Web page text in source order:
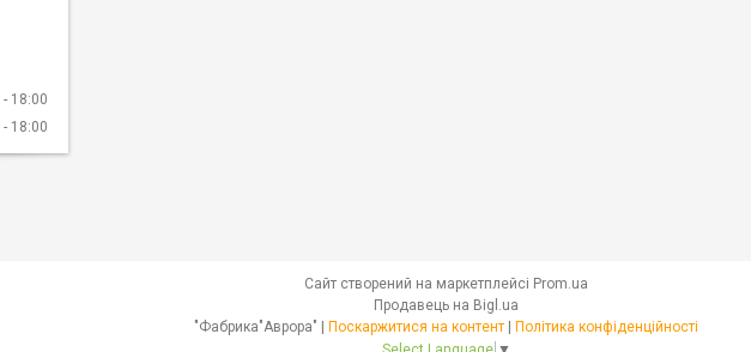
18:00
18:00
Сайт створений на маркетплейсі Prom.ua
Продавець на Bigl.ua
Поскаржитися на контент
Політика конфіденційності